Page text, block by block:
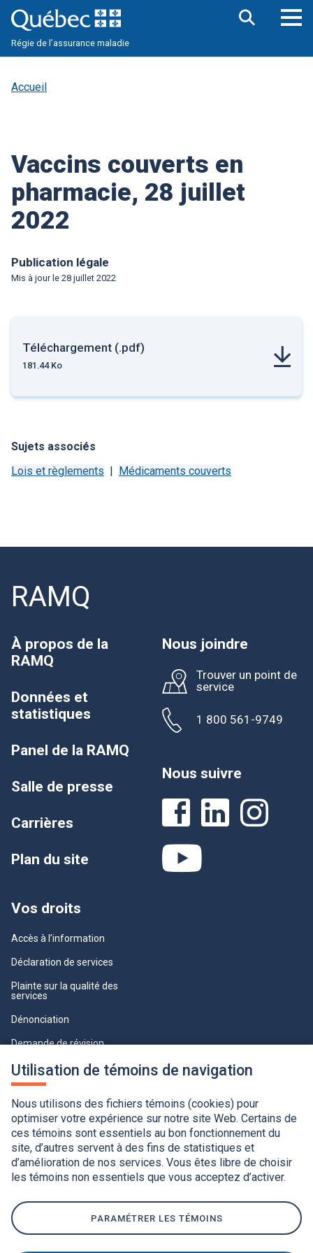
Utilisation de témoins de navigation
Nous utilisons des fichiers témoins (cookies) pour
optimiser votre expérience sur notre site Web. Certains de
ces témoins sont essentiels au bon fonctionnement du
site, d’autres servent à des fins de statistiques et
d’amélioration de nos services. Vous êtes libre de choisir
les témoins non essentiels que vous acceptez d’activer.
PARAMÉTRER LES TÉMOINS
contenu
principal
Régie de l’assurance maladie
barre
Accueil
Vaccins couverts en
pharmacie, 28 juillet
2022
Publication légale
Mis à jour le 28 juillet 2022
Téléchargement (.pdf)
181.44 Ko
Sujets associés
Lois et règlements
Médicaments couverts
RAMQ
À propos de la
RAMQ
Données et
statistiques
Panel de la RAMQ
Salle de presse
Carrières
Plan du site
Vos droits
Accès à l’information
Déclaration de services
Plainte sur la qualité des
services
Dénonciation
Demande de révision
Lois et règlements
Nous joindre
Trouver un point de
service
1 800 561-9749
Nous suivre
Accessibilité
Application de la Charte de la langue française
Politique de confidentialité
Québec.ca
Ce
une